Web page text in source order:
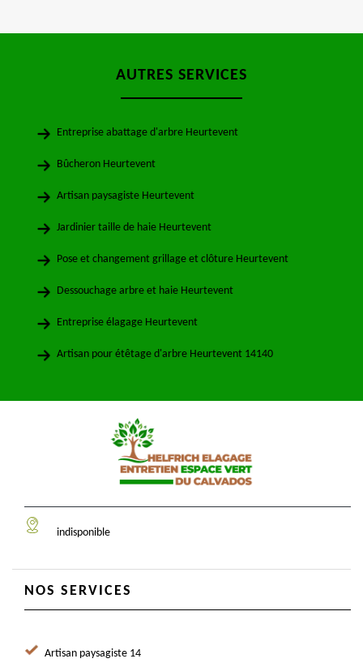
AUTRES SERVICES
Entreprise abattage d'arbre Heurtevent
Bûcheron Heurtevent
Artisan paysagiste Heurtevent
Jardinier taille de haie Heurtevent
Pose et changement grillage et clôture Heurtevent
Dessouchage arbre et haie Heurtevent
Entreprise élagage Heurtevent
Artisan pour étêtage d'arbre Heurtevent 14140
indisponible
NOS SERVICES
Artisan paysagiste 14